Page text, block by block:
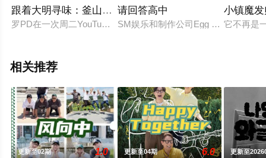
跟着大明寻味：釜山-福冈篇
罗PD在一次周二YouTube直播中，区别MZ世代而介绍X世代饮
请回答高中
SM娱乐和制作公司Egg is Coming将
小镇魔
它不再是
相关推荐
更新至02期 1.0 更新至04期 6.0 更新至